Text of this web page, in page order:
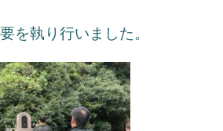
を執り行いました。